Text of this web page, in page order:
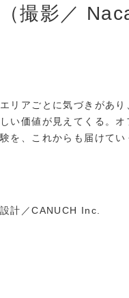
（撮影／
エリアごとに気づきがあ
しい価値が見えてくる。
験を、これからも届けてい
設計／CANUCH Inc.